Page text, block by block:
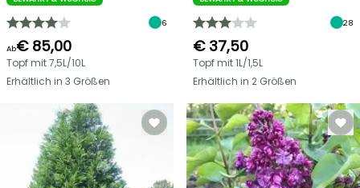
6
Ab€ 85,00
Topf mit 7,5L/10L
Erhältlich in 3 Größen
28
€ 37,50
Topf mit 1L/1,5L
Erhältlich in 2 Größen